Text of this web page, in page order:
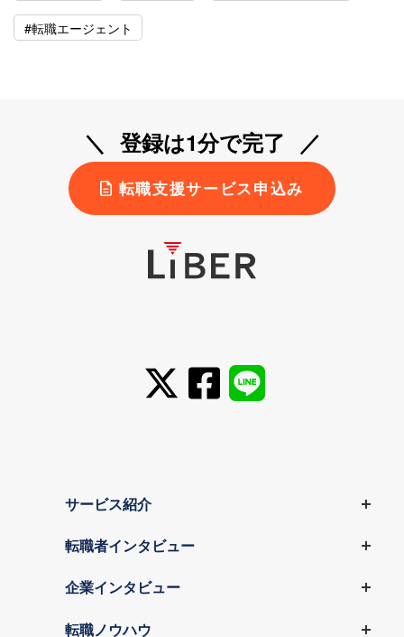
#転職エージェント
登録は1分で完了
転職支援サービス申込み
サービス紹介
転職者インタビュー
企業インタビュー
転職ノウハウ